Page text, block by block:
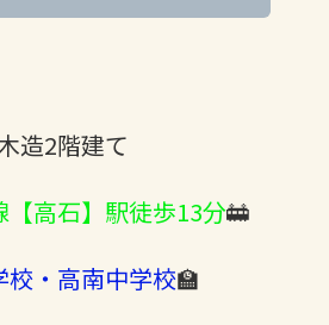
造2階建て
【高石】駅徒歩13分🚋
校・高南中学校🏫